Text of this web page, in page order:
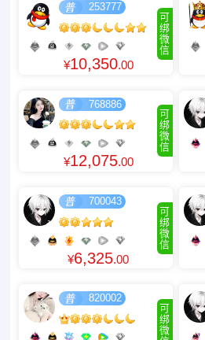
可
绑
微
信
253777
¥10,350.00
可
绑
微
信
768886
¥12,075.00
可
绑
微
信
700043
¥6,325.00
可
绑
微
820002